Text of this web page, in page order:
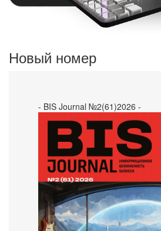
Новый номер
- BIS Journal №2(61)2026 -